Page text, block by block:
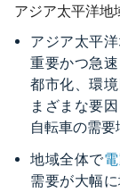
アジア太平洋地
アジア太平
重要かつ急
都市化、環
まざまな要
自転車の需要
地域全体で
需要が大幅